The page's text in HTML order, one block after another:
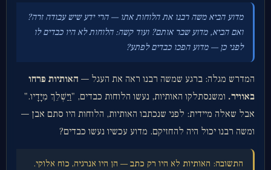
מדוע הביא משה רבנו את הלוחות אתו — הרי ידע שיש עבודה זרה?
ואם הביא, מדוע שבר אותם? ועוד קשה: הלוחות לא היו כבדים לו
לפני כן — מדוע הפכו כבדים לפתע?
המדרש מגלה: ברגע שמשה רבנו ראה את העגל — האותיות פרחו
באוויר. ומשנסתלקו האותיות, נעשו הלוחות כבדים, "וַיַּשְׁלֵךְ מִיָּדָיו."
אבל שאלה מיידית: לפני שנכתבו האותיות, הלוחות היו סתם אבן —
ומשה רבנו יכול היה להחזיקם. מדוע עכשיו נעשו כבדים?
התשובה: האותיות לא היו רק כתב — הן היו אנרגיה, כוח אלוקי.